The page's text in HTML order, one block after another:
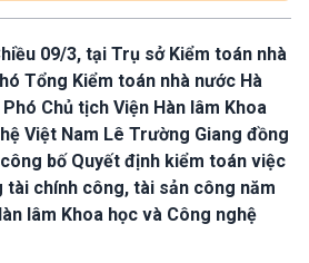
09/3, tại Trụ sở Kiểm toán nhà
Tổng Kiểm toán nhà nước Hà
Chủ tịch Viện Hàn lâm Khoa
Việt Nam Lê Trường Giang đồng
bố Quyết định kiểm toán việc
tài chính công, tài sản công năm
lâm Khoa học và Công nghệ